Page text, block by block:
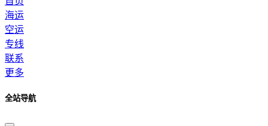
海运
空运
专线
联系
更多
全站导航